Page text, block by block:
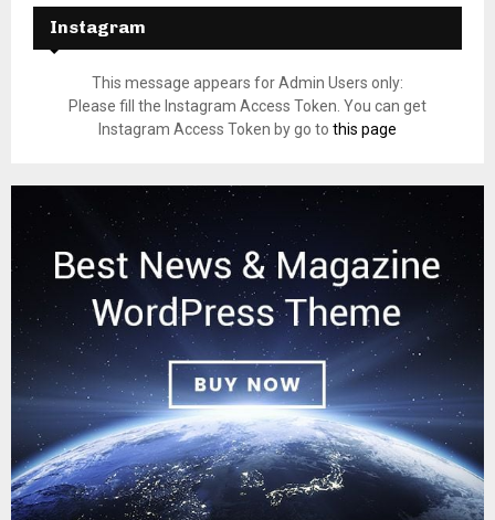
Instagram
This message appears for Admin Users only:
Please fill the Instagram Access Token. You can get
Instagram Access Token by go to this page